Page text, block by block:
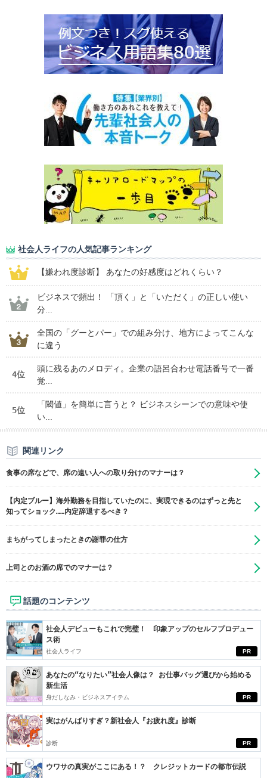
社会人ライフの人気記事ランキング
【嫌われ度診断】 あなたの好感度はどれくらい？
ビジネスで頻出！ 「頂く」と「いただく」の正しい使い
分...
全国の「グーとパー」での組み分け、地方によってこんな
に違う
4位
頭に残るあのメロディ。企業の語呂合わせ電話番号で一番
覚...
5位
「閾値」を簡単に言うと？ ビジネスシーンでの意味や使
い...
関連リンク
食事の席などで、席の遠い人への取り分けのマナーは？
【内定ブルー】海外勤務を目指していたのに、実現できるのはずっと先と
知ってショック……内定辞退するべき？
まちがってしまったときの謝罪の仕方
上司とのお酒の席でのマナーは？
話題のコンテンツ
PR
社会人デビューもこれで完璧！ 印象アップのセルフプロデュー
ス術
社会人ライフ
PR
あなたの“なりたい”社会人像は？ お仕事バッグ選びから始める
新生活
身だしなみ・ビジネスアイテム
PR
実はがんばりすぎ？新社会人『お疲れ度』診断
診断
ウワサの真実がここにある！？ クレジットカードの都市伝説